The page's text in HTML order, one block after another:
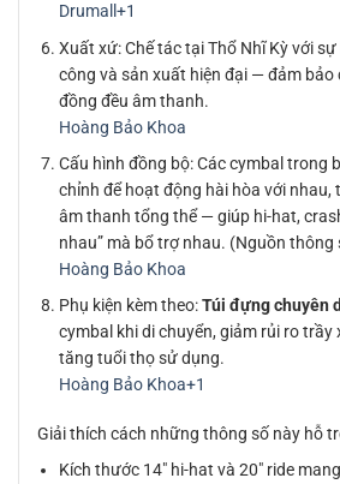
Drumall+1
Xuất xứ: Chế tác tại Thổ Nhĩ Kỳ với
công và sản xuất hiện đại — đảm
đồng đều âm thanh.
Hoàng Bảo Khoa
Cấu hình đồng bộ: Các cymbal trong
chỉnh để hoạt động hài hòa với nhau,
âm thanh tổng thể — giúp hi-hat,
nhau” mà bổ trợ nhau. (Nguồn thông
Hoàng Bảo Khoa
Phụ kiện kèm theo:Túi đựng chuyên
cymbal khi di chuyển, giảm rủi ro trầy
tăng tuổi thọ sử dụng.
Hoàng Bảo Khoa+1
Giải thích cách những thông số này hỗ
Kích thước 14″ hi-hat và 20″ ride